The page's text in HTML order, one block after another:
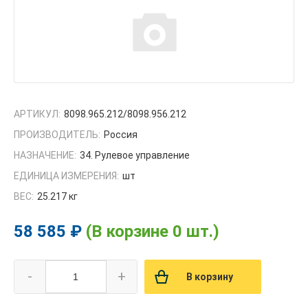
АРТИКУЛ: 8098.965.212/8098.956.212
ПРОИЗВОДИТЕЛЬ: Россия
НАЗНАЧЕНИЕ: 34. Рулевое управление
ЕДИНИЦА ИЗМЕРЕНИЯ: шт
ВЕС: 25.217 кг
58 585 ₽ (В корзине 0 шт.)
- + В корзину